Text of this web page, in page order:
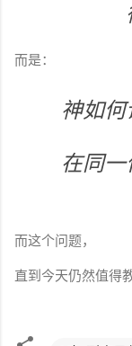
而是：
神如何
在同
而这个问题，
直到今天仍然值得